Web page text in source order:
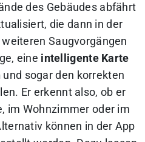
des Gebäudes abfährt
die dann in der
Saugvorgängen
eine intelligente Karte
und sogar den korrekten
Er erkennt also, ob er
im Wohnzimmer oder im
können in der App